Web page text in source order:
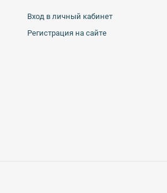
Вход в личный кабинет
Регистрация на сайте